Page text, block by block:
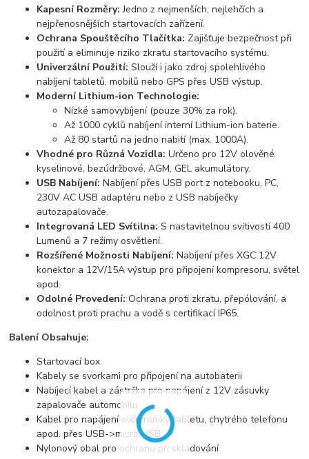
Kapesní Rozměry: Jedno z nejmenších, nejlehčích a
nejpřenosnějších startovacích zařízení.
Ochrana Spouštěcího Tlačítka: Zajišťuje bezpečnost při
použití a eliminuje riziko zkratu startovacího systému.
Univerzální Použití: Slouží i jako zdroj spolehlivého
nabíjení tabletů, mobilů nebo GPS přes USB výstup.
Moderní Lithium-ion Technologie:
Nízké samovybíjení (pouze 30% za rok).
Až 1000 cyklů nabíjení interní Lithium-ion baterie.
Až 80 startů na jedno nabití (max. 1000A).
Vhodné pro Různá Vozidla: Určeno pro 12V olověné
kyselinové, bezúdržbové, AGM, GEL akumulátory.
USB Nabíjení: Nabíjení přes USB port z notebooku, PC,
230V AC USB adaptéru nebo z USB nabíječky
autozapalovače.
Integrovaná LED Svítilna: S nastavitelnou svítivostí 400
Lumenů a 7 režimy osvětlení.
Rozšířené Možnosti Nabíjení: Nabíjení přes XGC 12V
konektor a 12V/15A výstup pro připojení kompresoru, světel
apod.
Odolné Provedení: Ochrana proti zkratu, přepólování, a
odolnost proti prachu a vodě s certifikací IP65.
Balení Obsahuje:
Startovací box
Kabely se svorkami pro připojení na autobaterii
Nabíjecí kabel a zástrčka pro napájení z 12V zásuvky
zapalovače automobilu
Kabel pro napájení elektroniky tabletu, chytrého telefonu
apod. přes USB->micro USB
Nylonový obal pro ochranu při skladování